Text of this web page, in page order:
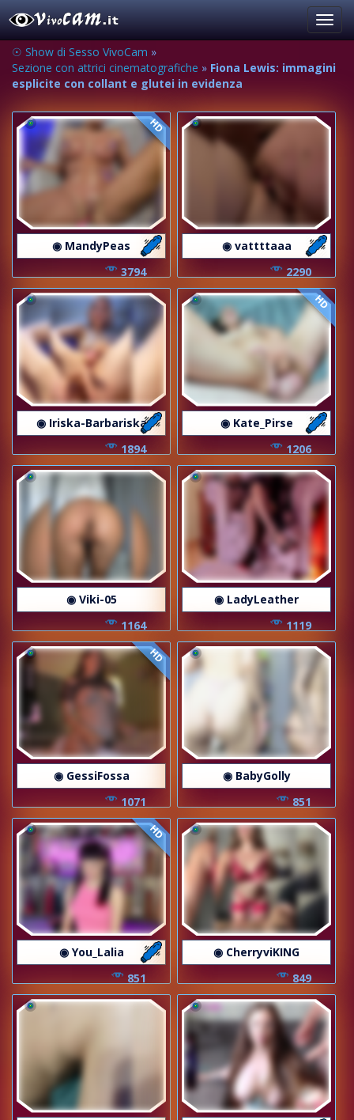
☉ Show di Sesso VivoCam »
Sezione con attrici cinematografiche » Fiona Lewis: immagini
esplicite con collant e glutei in evidenza
HD
◉ MandyPeas
3794
◉ vattttaaa
2290
◉ Iriska-Barbariska
1894
HD
◉ Kate_Pirse
1206
◉ Viki-05
1164
◉ LadyLeather
1119
HD
◉ GessiFossa
1071
◉ BabyGolly
851
HD
◉ You_Lalia
851
◉ CherryviKING
849